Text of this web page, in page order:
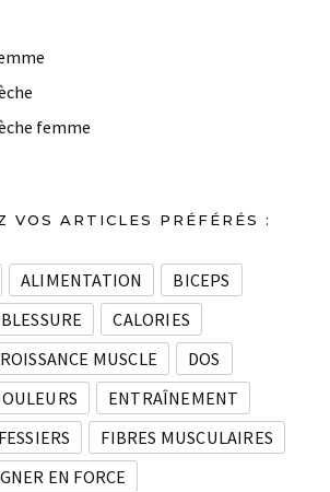
femme
VOS ARTICLES PRÉFÉRÉS :
ALIMENTATION
BICEPS
BLESSURE
CALORIES
MUSCLE
DOS
ENTRAÎNEMENT
FESSIERS
FIBRES MUSCULAIRES
EN FORCE